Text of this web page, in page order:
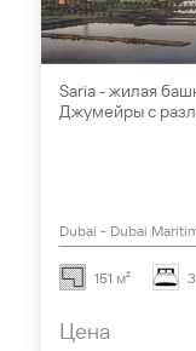
Saria - жилая
Джумейры с
Dubai - Dubai
151 м² 3
Цена